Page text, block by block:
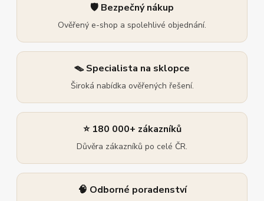
🛡️ Bezpečný nákup
Ověřený e-shop a spolehlivé objednání.
🪤 Specialista na sklopce
Široká nabídka ověřených řešení.
⭐ 180 000+ zákazníků
Důvěra zákazníků po celé ČR.
🧠 Odborné poradenství